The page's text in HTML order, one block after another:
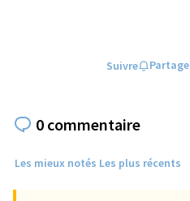
Suivre
0 commentaire
Les mieux notés Les plus récents